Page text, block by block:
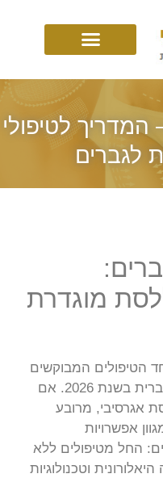
המדריך לטיפולי
לגברים
מוגדרת
הטיפולים המבוקשים
ביותר בעולמות האסתטיקה הגברית בשנת 2026. אם
אגרסיבי, מרובע
אפשרויות
החל מטיפולים ללא
וטכנולוגיות